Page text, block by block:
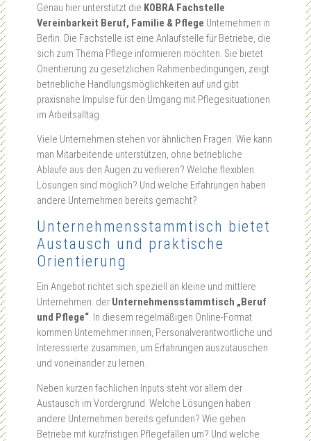
Genau hier unterstützt die KOBRA Fachstelle
Vereinbarkeit Beruf, Familie & Pflege Unternehmen in
Berlin. Die Fachstelle ist eine Anlaufstelle für Betriebe, die
sich zum Thema Pflege informieren möchten. Sie bietet
Orientierung zu gesetzlichen Rahmenbedingungen, zeigt
betriebliche Handlungsmöglichkeiten auf und gibt
praxisnahe Impulse für den Umgang mit Pflegesituationen
im Arbeitsalltag.
Viele Unternehmen stehen vor ähnlichen Fragen: Wie kann
man Mitarbeitende unterstützen, ohne betriebliche
Abläufe aus den Augen zu verlieren? Welche flexiblen
Lösungen sind möglich? Und welche Erfahrungen haben
andere Unternehmen bereits gemacht?
Unternehmensstammtisch bietet
Austausch und praktische
Orientierung
Ein Angebot richtet sich speziell an kleine und mittlere
Unternehmen: der Unternehmensstammtisch „Beruf
und Pflege“. In diesem regelmäßigen Online-Format
kommen Unternehmer:innen, Personalverantwortliche und
Interessierte zusammen, um Erfahrungen auszutauschen
und voneinander zu lernen.
Neben kurzen fachlichen Inputs steht vor allem der
Austausch im Vordergrund. Welche Lösungen haben
andere Unternehmen bereits gefunden? Wie gehen
Betriebe mit kurzfristigen Pflegefällen um? Und welche